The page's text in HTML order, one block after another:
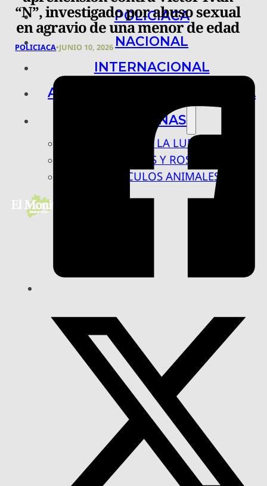
POLICIACA
NACIONAL
INTERNACIONAL
ARTE, CIENCIA Y TECNOLOGÍA
COLUMNAS
BAJO LA LUPA
RASTROS Y ROSTROS
VÍNCULOS ANIMALES
“N”, investigado por abuso sexual
en agravio de una menor de edad
POLICIACA•JUNIO 10, 2026